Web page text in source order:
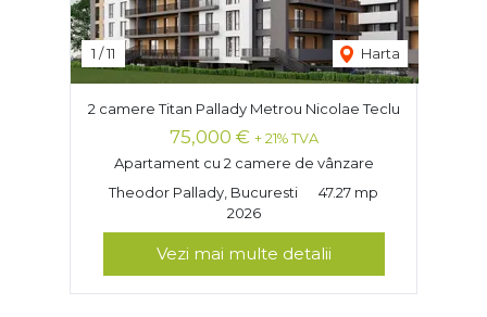
1 /11 Harta
2 camere Titan Pallady Metrou Nicolae Teclu
75,000 € + 21% TVA
Apartament cu 2 camere de vânzare
Theodor Pallady, Bucuresti
47.27 mp
2026
Vezi mai multe detalii